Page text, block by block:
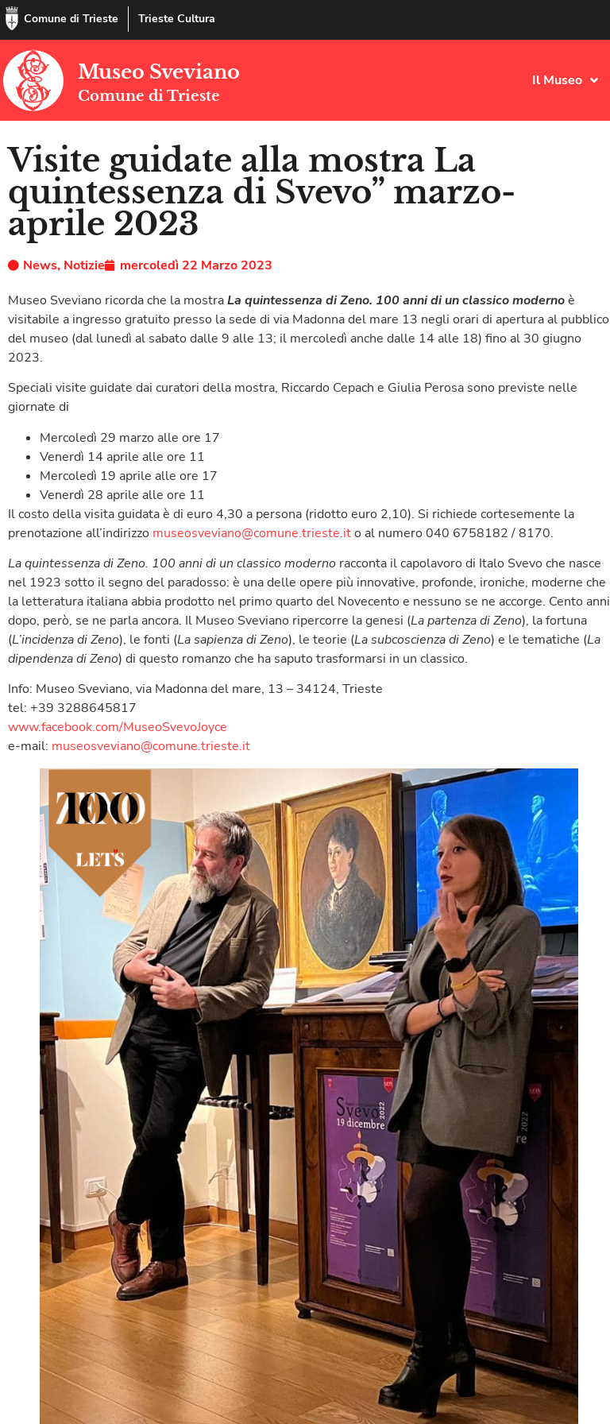
Comune di Trieste Trieste Cultura
Museo Sveviano
Comune di Trieste
Il Museo
Visite guidate alla mostra La
quintessenza di Svevo” marzo-
aprile 2023
News, Notizie
mercoledì 22 Marzo 2023
Museo Sveviano ricorda che la mostraLa quintessenza di Zeno. 100 anni di un classico modernoè
visitabile a ingresso gratuito presso la sede di via Madonna del mare 13 negli orari di apertura al pubblico
del museo (dal lunedì al sabato dalle 9 alle 13; il mercoledì anche dalle 14 alle 18) fino al 30 giugno
2023.
Speciali visite guidate dai curatori della mostra, Riccardo Cepach e Giulia Perosa sono previste nelle
giornate di
Mercoledì 29 marzo alle ore 17
Venerdì 14 aprile alle ore 11
Mercoledì 19 aprile alle ore 17
Venerdì 28 aprile alle ore 11
Il costo della visita guidata è di euro 4,30 a persona (ridotto euro 2,10). Si richiede cortesemente la
prenotazione all’indirizzo museosveviano@comune.trieste.ito al numero 040 6758182 / 8170.
La quintessenza di Zeno. 100 anni di un classico moderno racconta il capolavoro di Italo Svevo che nasce
nel 1923 sotto il segno del paradosso: è una delle opere più innovative, profonde, ironiche, moderne che
la letteratura italiana abbia prodotto nel primo quarto del Novecento e nessuno se ne accorge. Cento anni
dopo, però, se ne parla ancora. Il Museo Sveviano ripercorre la genesi (La partenza di Zeno), la fortuna
(L’incidenza di Zeno), le fonti (La sapienza di Zeno), le teorie (La subcoscienza di Zeno) e le tematiche (La
dipendenza di Zeno) di questo romanzo che ha saputo trasformarsi in un classico.
Info: Museo Sveviano, via Madonna del mare, 13 – 34124, Trieste
tel: +39 3288645817
www.facebook.com/MuseoSvevoJoyce
e-mail: museosveviano@comune.trieste.it